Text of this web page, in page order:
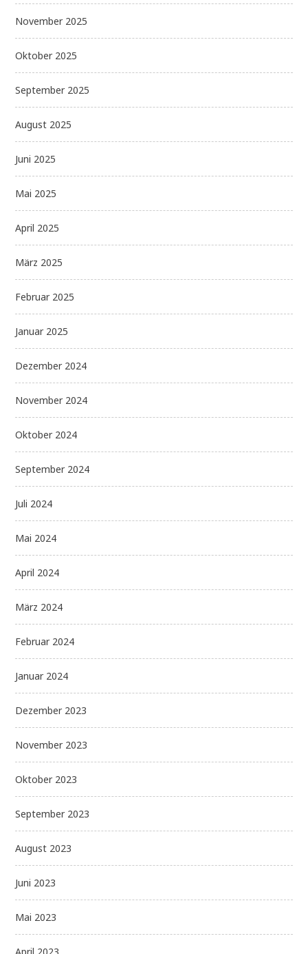
November 2025
Oktober 2025
September 2025
August 2025
Juni 2025
Mai 2025
April 2025
März 2025
Februar 2025
Januar 2025
Dezember 2024
November 2024
Oktober 2024
September 2024
Juli 2024
Mai 2024
April 2024
März 2024
Februar 2024
Januar 2024
Dezember 2023
November 2023
Oktober 2023
September 2023
August 2023
Juni 2023
Mai 2023